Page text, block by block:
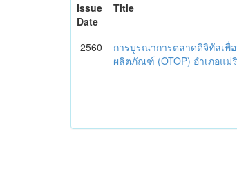
Issue
Date
Title
2560
การบูรณาการตลาดดิจิทัลเ
ผลิตภัณฑ์ (OTOP) อำเภอแม่